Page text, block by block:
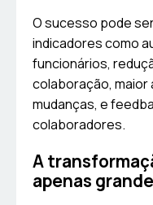
O sucesso pode
indicadores como
funcionários,
colaboração, maior
mudanças, e
colaboradores.
A
apenas